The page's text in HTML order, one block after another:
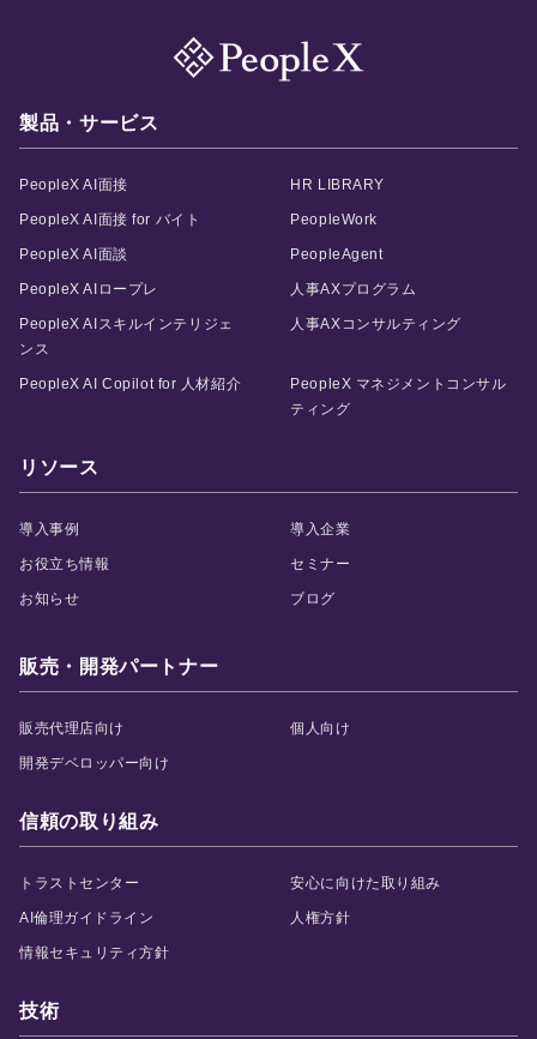
製品・サービス
PeopleX AI面接 HR LIBRARY
PeopleX AI面接 for バイト PeopleWork
PeopleX AI面談 PeopleAgent
PeopleX AIロープレ 人事AXプログラム
PeopleX AIスキルインテリジェ
ンス
人事AXコンサルティング
PeopleX AI Copilot for 人材紹介
PeopleX マネジメントコンサル
ティング
リソース
導入事例 導入企業
お役立ち情報 セミナー
お知らせ ブログ
販売・開発パートナー
販売代理店向け 個人向け
開発デベロッパー向け
信頼の取り組み
トラストセンター 安心に向けた取り組み
AI倫理ガイドライン 人権方針
情報セキュリティ方針
技術